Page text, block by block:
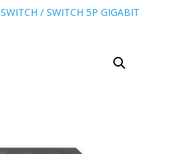
SWITCH / SWITCH 5P GIGABIT